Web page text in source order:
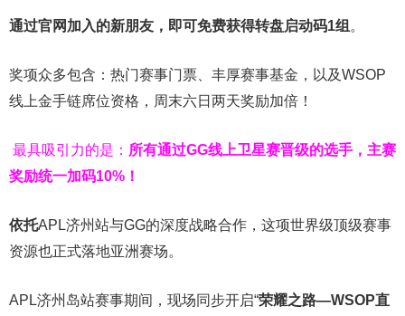
通过官网加入的新朋友，即可免费获得转盘启动码1组 。
奖项众多包含：热门赛事门票、丰厚赛事基金，以及WSOP
线上金手链席位资格， 周末六日两天奖励加倍！
最具吸引力的是： 所有通过GG线上卫星赛晋级的选手，主赛
奖励统一加码10% ！
依托APL济州站与GG的深度战略合作，这项世界级顶级赛事
资源也正式落地亚洲赛场。
APL济州岛站赛事期间，现场同步开启“荣耀之路—WSOP直